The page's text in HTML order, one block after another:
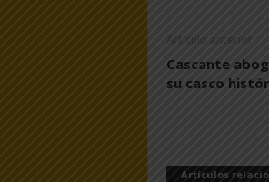
Artículo anterior
Cascante
su casco
Artículos